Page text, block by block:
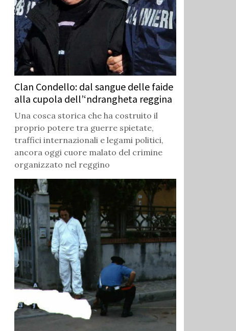
Clan Condello: dal sangue delle faide
alla cupola dell’‘ndrangheta reggina
Una cosca storica che ha costruito il
proprio potere tra guerre spietate,
traffici internazionali e legami politici,
ancora oggi cuore malato del crimine
organizzato nel reggino